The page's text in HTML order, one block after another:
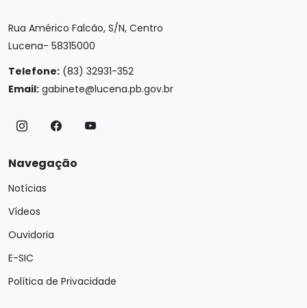
Rua Américo Falcão, S/N, Centro
Lucena- 58315000
Telefone: (83) 32931-352
Email: gabinete@lucena.pb.gov.br
Navegação
Notícias
Vídeos
Ouvidoria
E-SIC
Política de Privacidade